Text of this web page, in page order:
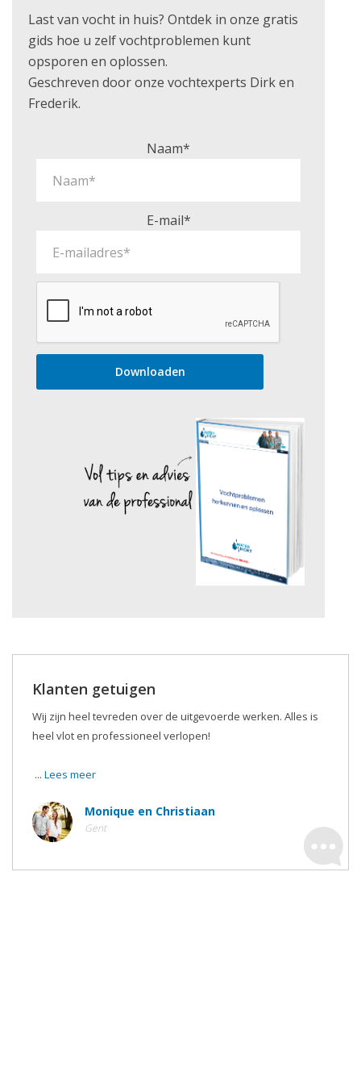
Last van vocht in huis? Ontdek in onze gratis
gids hoe u zelf vochtproblemen kunt
opsporen en oplossen.
Geschreven door onze vochtexperts Dirk en
Frederik.
Naam*
E-mail*
Klanten getuigen
Wij zijn heel tevreden over de uitgevoerde werken. Alles is
heel vlot en professioneel verlopen!
... Lees meer
Monique en Christiaan
Gent